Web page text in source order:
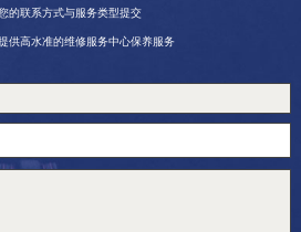
的联系方式与服务类型提交
供高水准的维修服务中心保养服务